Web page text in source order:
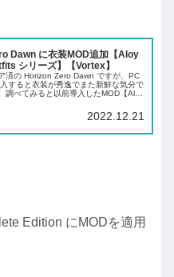
Dawn に衣装MOD追加【Aloy
シリーズ】【Vortex】
済の Horizon Zero Dawn ですが、PC
すると衣装が秀逸でまた新鮮な気分で
調べてみると以前導入したMOD【Aloy
2022.12.21
Edition にMODを適用